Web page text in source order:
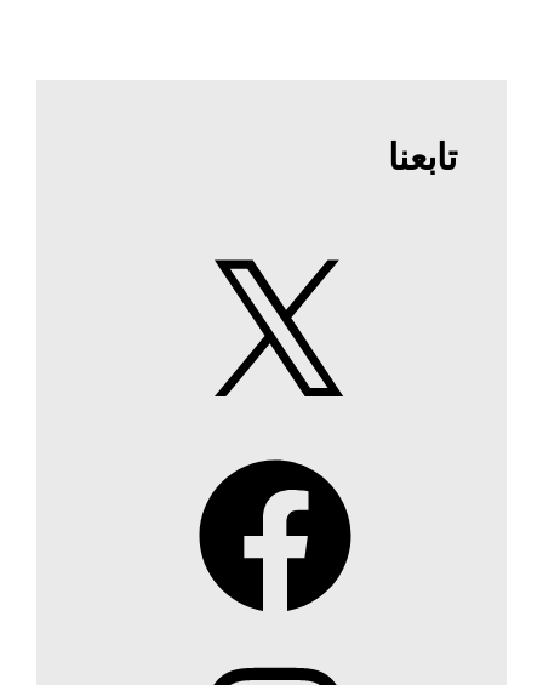
تابعنا
Facebook
Instagram